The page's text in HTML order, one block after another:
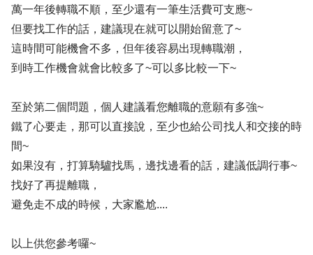
萬一年後轉職不順，至少還有一筆生活費可支應~
但要找工作的話，建議現在就可以開始留意了~
這時間可能機會不多，但年後容易出現轉職潮，
到時工作機會就會比較多了~可以多比較一下~
至於第二個問題，個人建議看您離職的意願有多強~
鐵了心要走，那可以直接說，至少也給公司找人和交接的時
間~
如果沒有，打算騎驢找馬，邊找邊看的話，建議低調行事~
找好了再提離職，
避免走不成的時候，大家尷尬....
以上供您參考囉~